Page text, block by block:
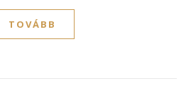
TOVÁBB